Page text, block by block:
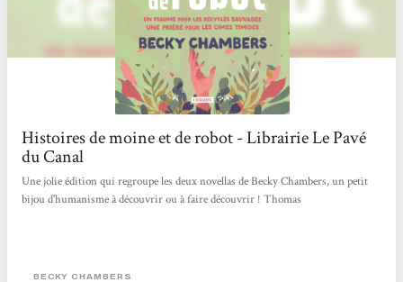
Histoires de moine et de robot - Librairie Le Pavé
du Canal
Une jolie édition qui regroupe les deux novellas de Becky Chambers, un petit
bijou d'humanisme à découvrir ou à faire découvrir ! Thomas
BECKY CHAMBERS